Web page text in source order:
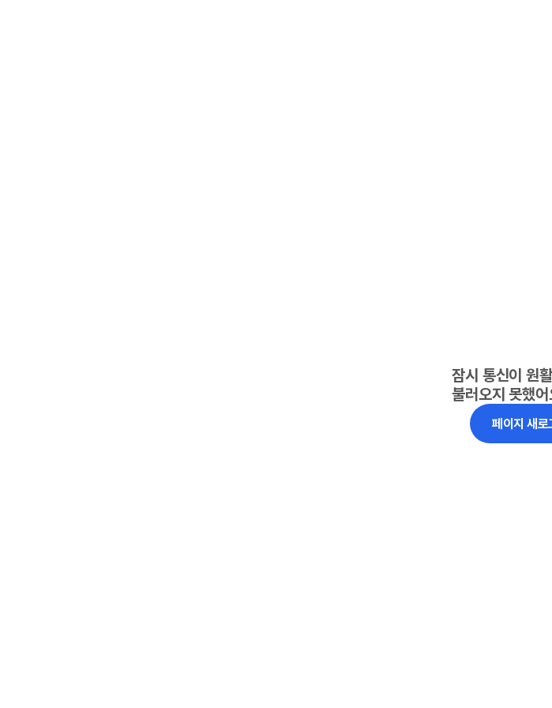
잠시 통신이 원
불러오지 못했
페이지 새로